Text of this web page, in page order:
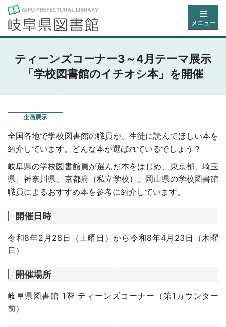
メニュー
ティーンズコーナー3～4月テーマ展示
「学校図書館のイチオシ本」を開催
企画展示
全国各地で学校図書館の職員が、生徒に読んでほしい本を
紹介しています。どんな本が選ばれているでしょう？
岐阜県の学校図書館員が選んだ本をはじめ、東京都、埼玉
県、神奈川県、京都府（私立学校）、岡山県の学校図書館
職員によるおすすめ本を参考に紹介しています。
開催日時
令和8年2月28日（土曜日）から令和8年4月23日（木曜
日）
開催場所
岐阜県図書館 1階 ティーンズコーナー（第1カウンター
前）